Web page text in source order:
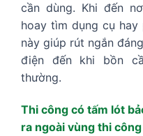
cần dùng. Khi đến
hoay tìm dụng cụ
này giúp rút ngắn
điện đến khi bồn
thường.
Thi công có tấm lót
ra ngoài vùng thi công